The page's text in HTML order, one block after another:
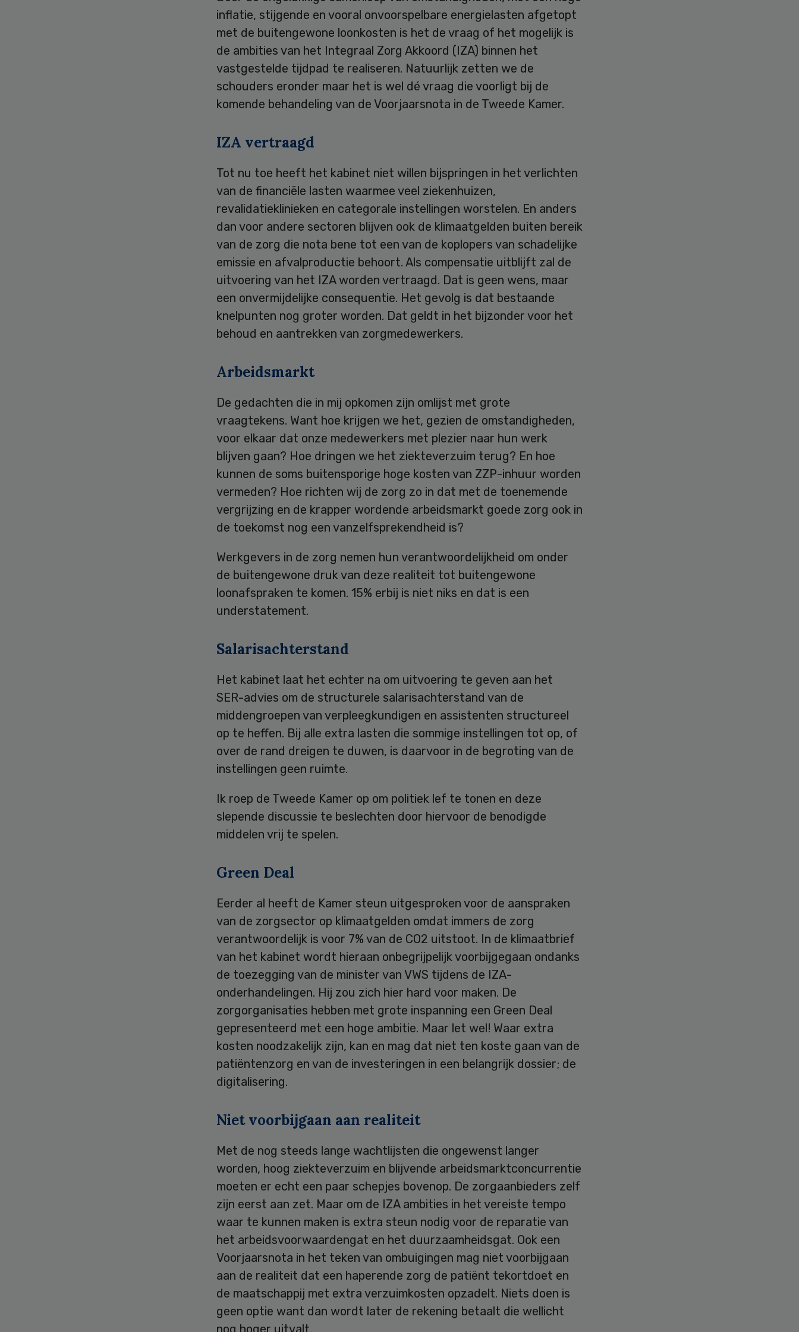
inflatie, stijgende en vooral onvoorspelbare energielasten afgetopt
met de buitengewone loonkosten is het de vraag of het mogelijk is
de ambities van het Integraal Zorg Akkoord (IZA) binnen het
vastgestelde tijdpad te realiseren. Natuurlijk zetten we de
schouders eronder maar het is wel dé vraag die voorligt bij de
komende behandeling van de Voorjaarsnota in de Tweede Kamer.
IZA vertraagd
Tot nu toe heeft het kabinet niet willen bijspringen in het verlichten
van de financiële lasten waarmee veel ziekenhuizen,
revalidatieklinieken en categorale instellingen worstelen. En anders
dan voor andere sectoren blijven ook de klimaatgelden buiten bereik
van de zorg die nota bene tot een van de koplopers van schadelijke
emissie en afvalproductie behoort. Als compensatie uitblijft zal de
uitvoering van het IZA worden vertraagd. Dat is geen wens, maar
een onvermijdelijke consequentie. Het gevolg is dat bestaande
knelpunten nog groter worden. Dat geldt in het bijzonder voor het
behoud en aantrekken van zorgmedewerkers.
Arbeidsmarkt
De gedachten die in mij opkomen zijn omlijst met grote
vraagtekens. Want hoe krijgen we het, gezien de omstandigheden,
voor elkaar dat onze medewerkers met plezier naar hun werk
blijven gaan? Hoe dringen we het ziekteverzuim terug? En hoe
kunnen de soms buitensporige hoge kosten van ZZP-inhuur worden
vermeden? Hoe richten wij de zorg zo in dat met de toenemende
vergrijzing en de krapper wordende arbeidsmarkt goede zorg ook in
de toekomst nog een vanzelfsprekendheid is?
Werkgevers in de zorg nemen hun verantwoordelijkheid om onder
de buitengewone druk van deze realiteit tot buitengewone
loonafspraken te komen. 15% erbij is niet niks en dat is een
understatement.
Salarisachterstand
Het kabinet laat het echter na om uitvoering te geven aan het
SER-advies om de structurele salarisachterstand van de
middengroepen van verpleegkundigen en assistenten structureel
op te heffen. Bij alle extra lasten die sommige instellingen tot op, of
over de rand dreigen te duwen, is daarvoor in de begroting van de
instellingen geen ruimte.
Ik roep de Tweede Kamer op om politiek lef te tonen en deze
slepende discussie te beslechten door hiervoor de benodigde
middelen vrij te spelen.
Green Deal
Eerder al heeft de Kamer steun uitgesproken voor de aanspraken
van de zorgsector op klimaatgelden omdat immers de zorg
verantwoordelijk is voor 7% van de CO2 uitstoot. In de klimaatbrief
van het kabinet wordt hieraan onbegrijpelijk voorbijgegaan ondanks
de toezegging van de minister van VWS tijdens de IZA-
onderhandelingen. Hij zou zich hier hard voor maken. De
zorgorganisaties hebben met grote inspanning een Green Deal
gepresenteerd met een hoge ambitie. Maar let wel! Waar extra
kosten noodzakelijk zijn, kan en mag dat niet ten koste gaan van de
patiëntenzorg en van de investeringen in een belangrijk dossier; de
digitalisering.
Niet voorbijgaan aan realiteit
Met de nog steeds lange wachtlijsten die ongewenst langer
worden, hoog ziekteverzuim en blijvende arbeidsmarktconcurrentie
moeten er echt een paar schepjes bovenop. De zorgaanbieders zelf
zijn eerst aan zet. Maar om de IZA ambities in het vereiste tempo
waar te kunnen maken is extra steun nodig voor de reparatie van
het arbeidsvoorwaardengat en het duurzaamheidsgat. Ook een
Voorjaarsnota in het teken van ombuigingen mag niet voorbijgaan
aan de realiteit dat een haperende zorg de patiënt tekortdoet en
de maatschappij met extra verzuimkosten opzadelt. Niets doen is
geen optie want dan wordt later de rekening betaalt die wellicht
nog hoger uitvalt.